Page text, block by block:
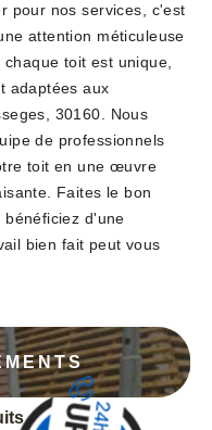
pour nos services, c'est
attention méticuleuse
toit est unique,
adaptées aux
30160. Nous
de professionnels
toit en une œuvre
Faites le bon
d'une
bien fait peut vous